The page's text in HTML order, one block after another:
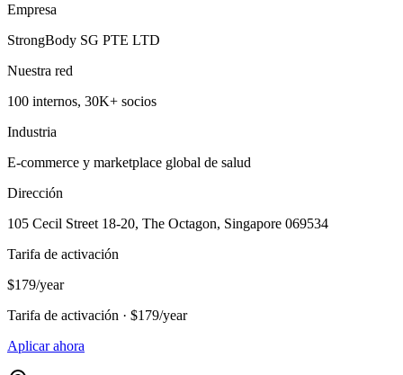
Empresa
StrongBody SG PTE LTD
Nuestra red
100 internos, 30K+ socios
Industria
E-commerce y marketplace global de salud
Dirección
105 Cecil Street 18-20, The Octagon, Singapore 069534
Tarifa de activación
$179/year
Tarifa de activación · $179/year
Aplicar ahora